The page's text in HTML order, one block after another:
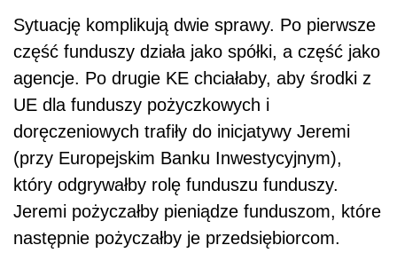
Sytuację komplikują dwie sprawy. Po pierwsze
część funduszy działa jako spółki, a część jako
agencje. Po drugie KE chciałaby, aby środki z
UE dla funduszy pożyczkowych i
doręczeniowych trafiły do inicjatywy Jeremi
(przy Europejskim Banku Inwestycyjnym),
który odgrywałby rolę funduszu funduszy.
Jeremi pożyczałby pieniądze funduszom, które
następnie pożyczałby je przedsiębiorcom.